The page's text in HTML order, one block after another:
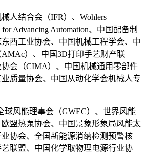
结合会（IFR）、Wohlers
for Advancing Automation、中国配备制
西工业协会、中国机械工程学会、中
）、中国3D打印手艺财产联
会（CIMA）、中国机械通用零部件
质量协会、中国从动化学会机械人专
风能理事会（GWEC）、世界风能
盟热泵协会、中国景象形象局风能太
协会、全国新能源消纳检测预警核
联盟、中国化学取物理电源行业协